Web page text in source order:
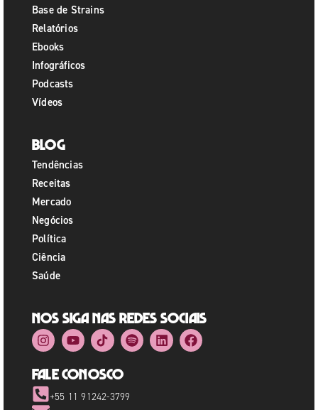
Base de Strains
Relatórios
Ebooks
Infográficos
Podcasts
Vídeos
Blog
Tendências
Receitas
Mercado
Negócios
Política
Ciência
Saúde
Nos siga nas redes sociais
Fale Conosco
+55 11 91242-3799